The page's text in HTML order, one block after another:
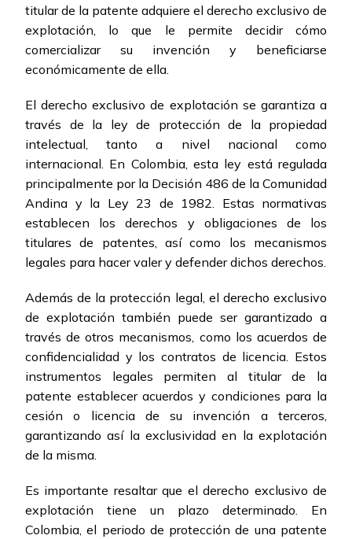
titular de la patente adquiere el derecho exclusivo de
explotación, lo que le permite decidir cómo
comercializar su invención y beneficiarse
económicamente de ella.
El derecho exclusivo de explotación se garantiza a
través de la ley de protección de la propiedad
intelectual, tanto a nivel nacional como
internacional. En Colombia, esta ley está regulada
principalmente por la Decisión 486 de la Comunidad
Andina y la Ley 23 de 1982. Estas normativas
establecen los derechos y obligaciones de los
titulares de patentes, así como los mecanismos
legales para hacer valer y defender dichos derechos.
Además de la protección legal, el derecho exclusivo
de explotación también puede ser garantizado a
través de otros mecanismos, como los acuerdos de
confidencialidad y los contratos de licencia. Estos
instrumentos legales permiten al titular de la
patente establecer acuerdos y condiciones para la
cesión o licencia de su invención a terceros,
garantizando así la exclusividad en la explotación
de la misma.
Es importante resaltar que el derecho exclusivo de
explotación tiene un plazo determinado. En
Colombia, el periodo de protección de una patente